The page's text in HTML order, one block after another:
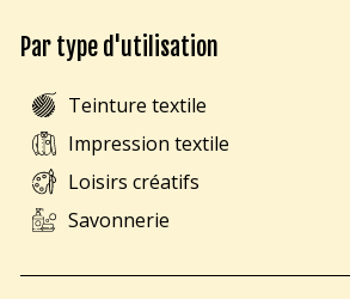
Par type d'utilisation
Teinture textile
Impression textile
Loisirs créatifs
Savonnerie